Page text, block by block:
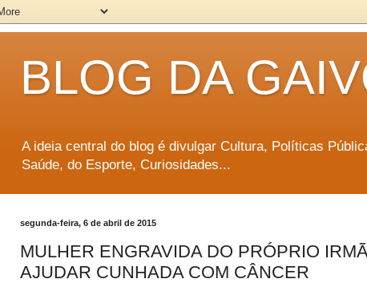
BLOG DA
A ideia central do blog é divulgar Cultura, Políticas
Saúde, do Esporte, Curiosidades...
segunda-feira, 6 de abril de 2015
MULHER ENGRAVIDA DO PRÓPRIO
AJUDAR CUNHADA COM CÂNCER